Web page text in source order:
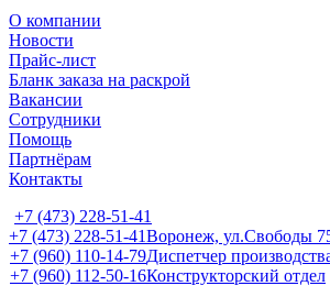
О компании
Новости
Прайс-лист
Бланк заказа на раскрой
Вакансии
Сотрудники
Помощь
Партнёрам
Контакты
+7 (473) 228-51-41
+7 (473) 228-51-41Воронеж, ул.Свободы
+7 (960) 110-14-79Диспетчер
+7 (960) 112-50-16Конструкторский отдел